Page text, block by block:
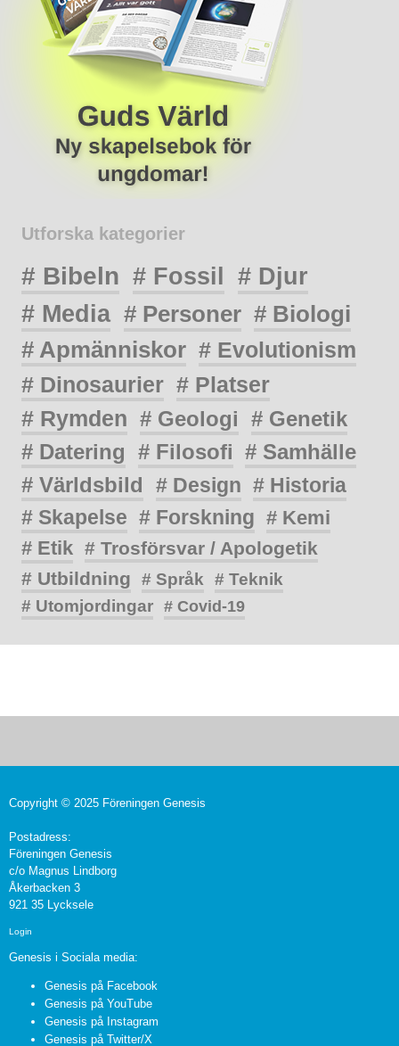
Utforska kategorier
# Bibeln # Fossil # Djur
# Media # Personer # Biologi
# Apmänniskor # Evolutionism
# Dinosaurier # Platser
# Rymden # Geologi # Genetik
# Datering # Filosofi # Samhälle
# Världsbild
# Design # Historia
# Skapelse # Forskning # Kemi
# Etik # Trosförsvar / Apologetik
# Utbildning
# Språk
# Teknik
# Utomjordingar # Covid-19
Copyright © 2025 Föreningen Genesis
Postadress:
Föreningen Genesis
c/o Magnus Lindborg
Åkerbacken 3
921 35 Lycksele
Login
Genesis i Sociala media:
Genesis på Facebook
Genesis på YouTube
Genesis på Instagram
Genesis på Twitter/X